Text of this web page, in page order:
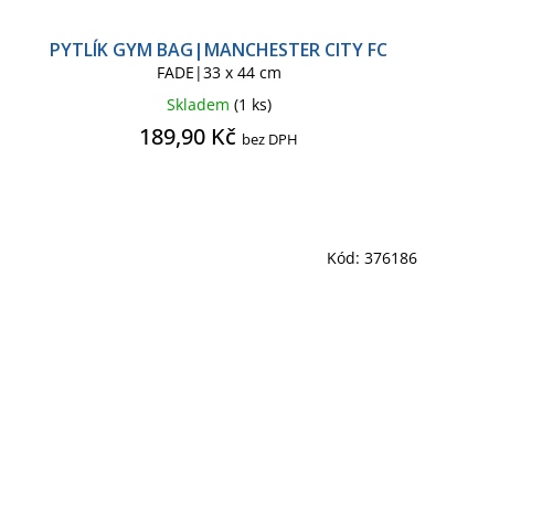
PYTLÍK GYM BAG|MANCHESTER CITY FC
FADE|33 x 44 cm
Skladem (1 ks)
189,90 Kč bez DPH
Kód: 376186